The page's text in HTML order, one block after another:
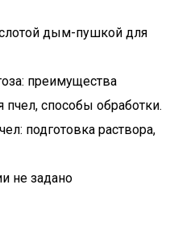
дым-пушкой для
преимущества
способы обработки.
подготовка раствора,